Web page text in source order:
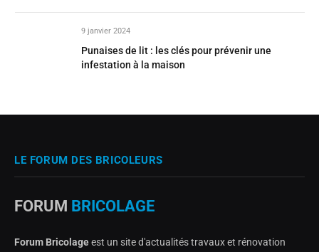
9 janvier 2024
Punaises de lit : les clés pour prévenir une
infestation à la maison
LE FORUM DES BRICOLEURS
FORUM BRICOLAGE
Forum Bricolageest un site d'actualités travaux et rénovation